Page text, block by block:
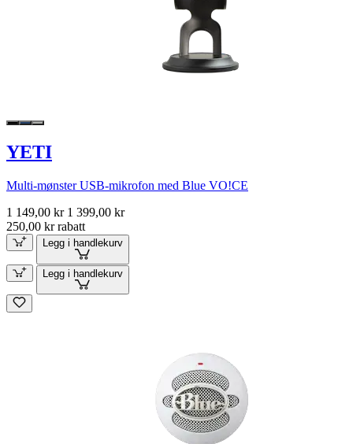
YETI
Multi-mønster USB-mikrofon med Blue VO!CE
1 149,00 kr 1 399,00 kr
250,00 kr rabatt
Legg i handlekurv
Legg i handlekurv